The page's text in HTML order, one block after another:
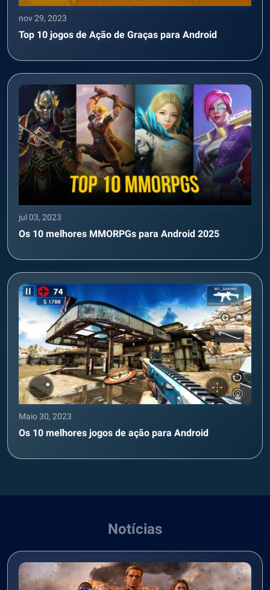
nov 29, 2023
Top 10 jogos de Ação de Graças para Android
jul 03, 2023
Os 10 melhores MMORPGs para Android 2025
Maio 30, 2023
Os 10 melhores jogos de ação para Android
Notícias